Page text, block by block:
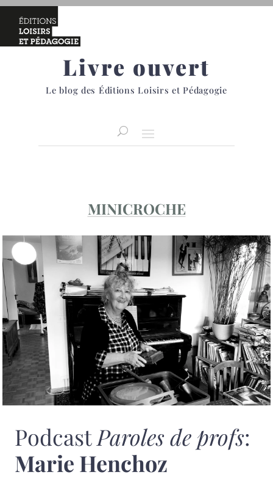
Livre ouvert
Le blog des Éditions Loisirs et Pédagogie
MINICROCHE
PodcastParoles de profs:
Marie Henchoz